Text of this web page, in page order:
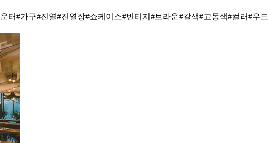
터#가구#진열#진열장#쇼케이스#빈티지 #브라운#갈색#고동색#컬러#우드